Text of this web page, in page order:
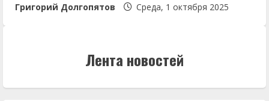
Григорий Долгопятов Среда, 1 октября 2025
Лента новостей